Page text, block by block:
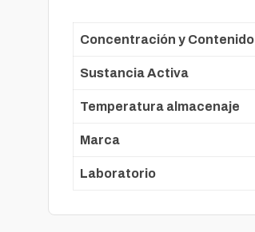
Concentración y Contenido
Sustancia Activa
Temperatura almacenaje
Marca
Laboratorio